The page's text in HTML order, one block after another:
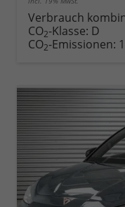
Verbrauch
CO2-Klasse: D
CO2-Emissionen: